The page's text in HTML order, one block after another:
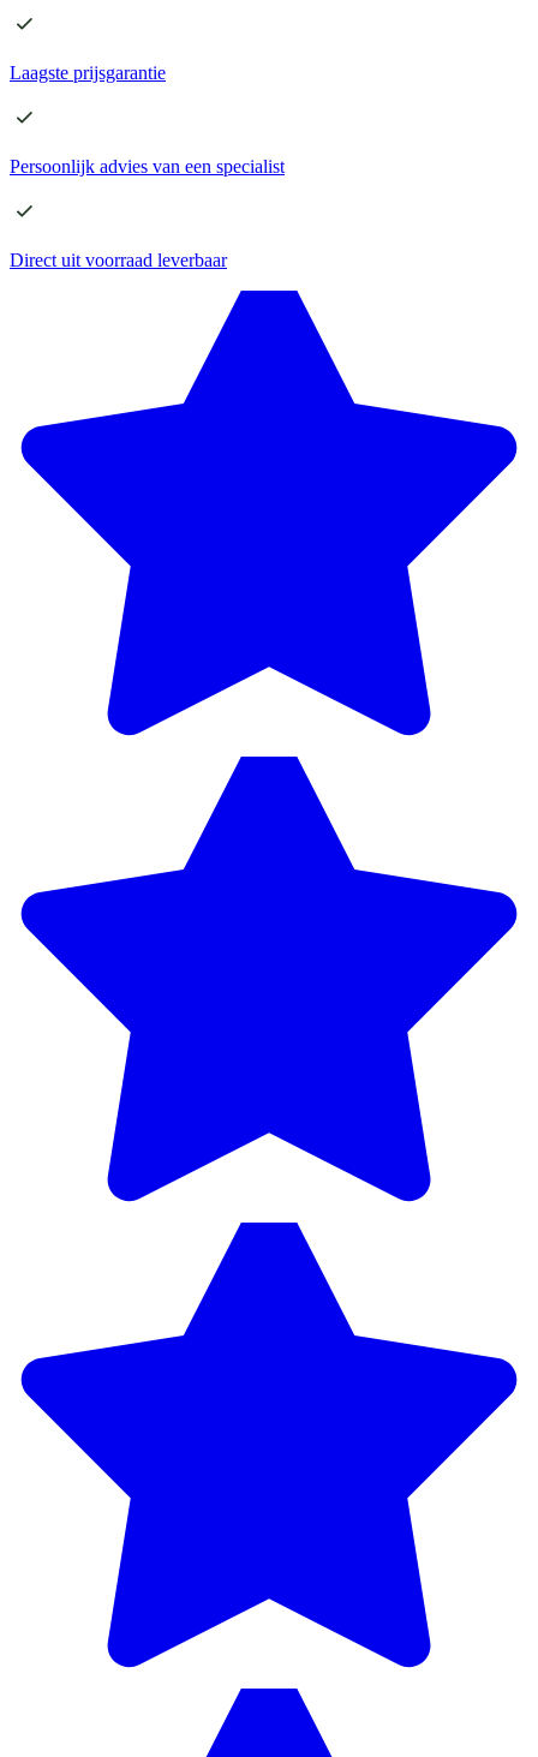
Laagste prijsgarantie
Persoonlijk advies van een specialist
Direct uit voorraad leverbaar